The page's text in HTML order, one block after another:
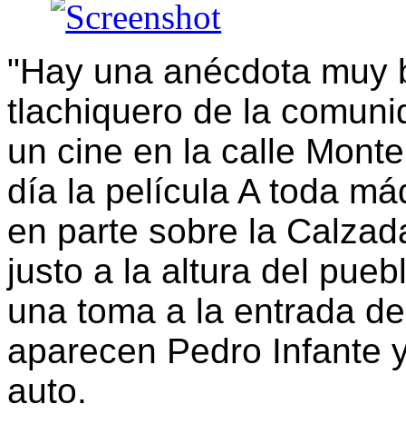
"Hay una anécdota muy
tlachiquero de la
un cine en la calle
día la película A toda
en parte sobre la
justo a la altura del
una toma a la entrada
aparecen Pedro Infante
auto.